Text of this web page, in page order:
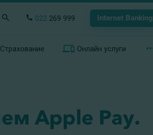
022 269 999 Internet Banking
Страхование Онлайн услуги